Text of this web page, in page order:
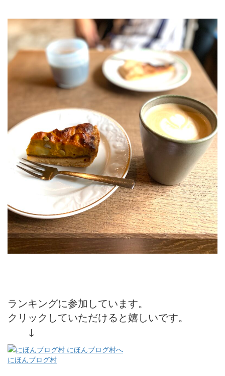
ランキングに参加しています。
クリックしていただけると嬉しいです。
↓
にほんブログ村